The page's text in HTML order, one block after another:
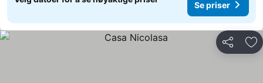
Se priser
Del